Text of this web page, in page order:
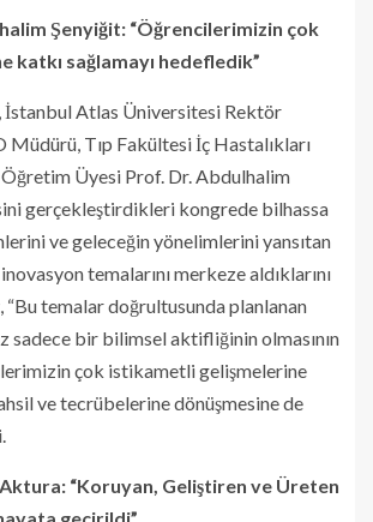
Şenyiğit: “Öğrencilerimizin çok
katkı sağlamayı hedefledik”
İstanbul Atlas Üniversitesi Rektör
Müdürü, Tıp Fakültesi İç Hastalıkları
Öğretim Üyesi Prof. Dr. Abdulhalim
gerçekleştirdikleri kongrede bilhassa
ve geleceğin yönelimlerini yansıtan
temalarını merkeze aldıklarını
“Bu temalar doğrultusunda planlanan
sadece bir bilimsel aktifliğinin olmasının
çok istikametli gelişmelerine
ve tecrübelerine dönüşmesine de
“Koruyan, Geliştiren ve Üreten